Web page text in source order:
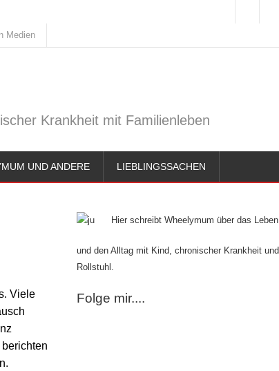
Medien
Krankheit mit Familienleben
UND ANDERE LIEBLINGSSACHEN
Viele
Hier schreibt Wheelymum über das Leben
und den Alltag mit Kind, chronischer Krankheit und
Rollstuhl.
Folge mir....